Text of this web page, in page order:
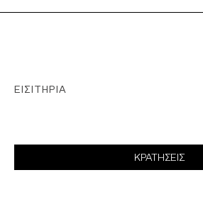
ΕΙΣΙΤΉΡΙΑ
ΚΡΑΤΗΣΕΙΣ